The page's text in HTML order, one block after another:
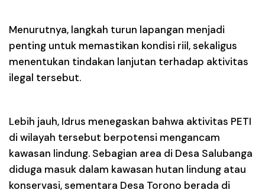
Menurutnya, langkah turun lapangan menjadi
penting untuk memastikan kondisi riil, sekaligus
menentukan tindakan lanjutan terhadap aktivitas
ilegal tersebut.
Lebih jauh, Idrus menegaskan bahwa aktivitas PETI
di wilayah tersebut berpotensi mengancam
kawasan lindung. Sebagian area di Desa Salubanga
diduga masuk dalam kawasan hutan lindung atau
konservasi, sementara Desa Torono berada di